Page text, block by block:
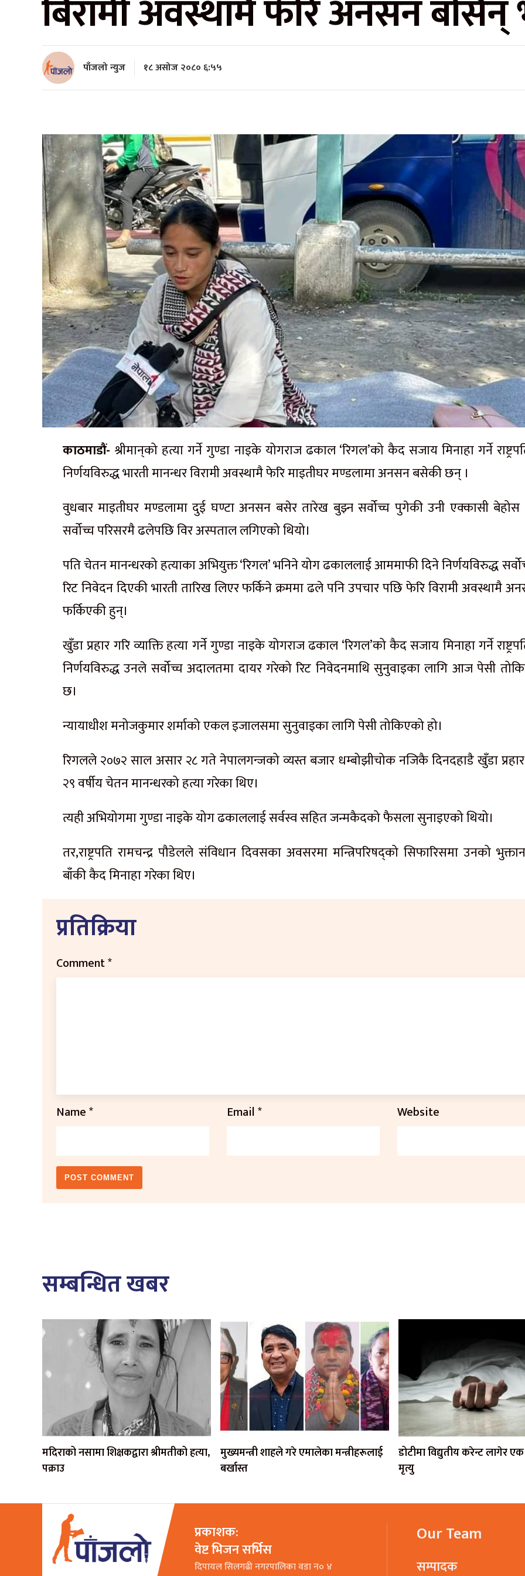
बिरामी अवस्थामै फेरि अनसन बसिन्
पाँजलो न्युज १८ असोज २०८० ६:५५
काठमाडौं- श्रीमान्‌को हत्या गर्ने गुण्डा नाइके योगराज ढकाल ‘रिगल’को कैद सजाय मिनाहा गर्ने
निर्णयविरुद्ध भारती मानन्धर विरामी अवस्थामै फेरि माइतीघर मण्डलामा अनसन बसेकी छन् ।
वुधबार माइतीघर मण्डलामा दुई घण्टा अनसन बसेर तारेख बुझ्न सर्वोच्च पुगेकी उनी एक्कासी
सर्वोच्च परिसरमै ढलेपछि विर अस्पताल लगिएको थियो।
पति चेतन मानन्धरको हत्याका अभियुक्त ‘रिगल’ भनिने योग ढकाललाई आममाफी दिने निर्णयविरुद्ध
रिट निवेदन दिएकी भारती तारिख लिएर फर्किने क्रममा ढले पनि उपचार पछि फेरि विरामी अवस्थामै
फर्किएकी हुन्।
खुँडा प्रहार गरि व्याक्ति हत्या गर्ने गुण्डा नाइके योगराज ढकाल ‘रिगल’को कैद सजाय मिनाहा गर्ने
निर्णयविरुद्ध उनले सर्वोच्च अदालतमा दायर गरेको रिट निवेदनमाथि सुनुवाइका लागि आज पेसी
छ।
न्यायाधीश मनोजकुमार शर्माको एकल इजालसमा सुनुवाइका लागि पेसी तोकिएको हो।
रिगलले २०७२ साल असार २८ गते नेपालगन्जको व्यस्त बजार धम्बोझीचोक नजिकै दिनदहाडै खुँडा
२९ वर्षीय चेतन मानन्धरको हत्या गरेका थिए।
त्यही अभियोगमा गुण्डा नाइके योग ढकाललाई सर्वस्व सहित जन्मकैदको फैसला सुनाइएको थियो।
तर,राष्ट्रपति रामचन्द्र पौडेलले संविधान दिवसका अवसरमा मन्त्रिपरिषद्को सिफारिसमा उनको
बाँकी कैद मिनाहा गरेका थिए।
प्रतिक्रिया
Comment*
Name* Email* Website
सम्बन्धित खबर
मदिराको नसामा शिक्षकद्वारा श्रीमतीको हत्या,
पक्राउ
मुख्यमन्त्री शाहले गरे एमालेका मन्त्रीहरूलाई
बर्खास्त
डोटीमा विद्युतीय करेन्ट लागेर
मृत्यु
प्रकाशक:
वेष्ट भिजन सर्भिस
दिपायल सिलगढी नगरपालिका वडा न० ४
Our Team
सम्पादक